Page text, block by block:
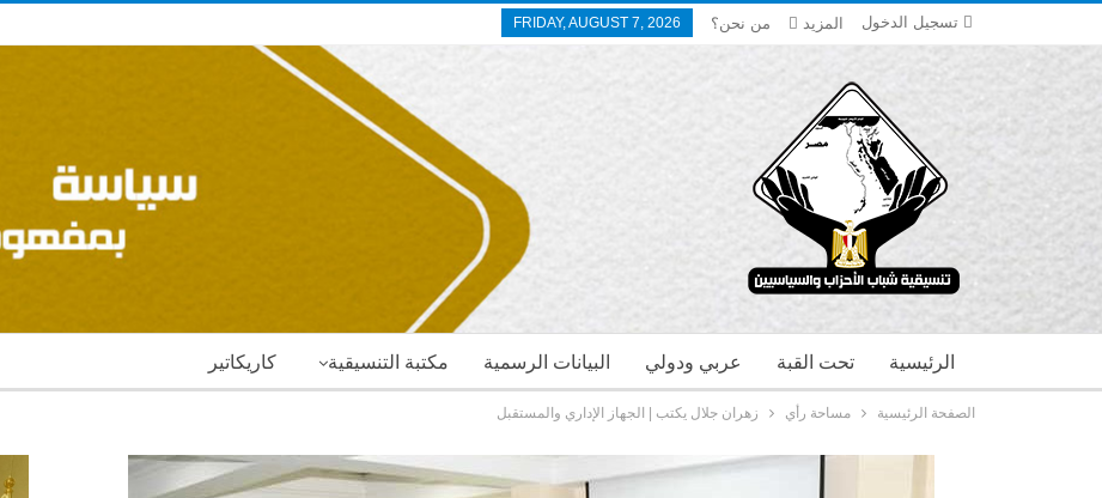
تسجيل الدخول FRIDAY, AUGUST 7, 2026 من نحن؟ المزيد
كاريكاتير مكتبة التنسيقية البيانات الرسمية عربي ودولي تحت القبة الرئيسية
الصفحة الرئيسية مساحة رأي زهران جلال يكتب | الجهاز الإداري والمستقبل